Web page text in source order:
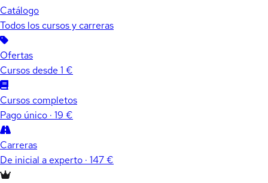
Catálogo
Todos los cursos y carreras
Ofertas
Cursos desde 1 €
Cursos completos
Pago único · 19 €
Carreras
De inicial a experto · 147 €